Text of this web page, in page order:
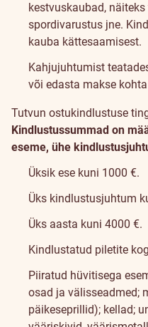
kestvuskaubad,
spordivarustus jne.
kauba kättesaamisest.
Kahjujuhtumist
või edasta makse
Tutvun ostukindlustuse
Kindlustussummad on
eseme, ühe
Üksik ese kuni 1000 €.
Üks kindlustusjuhtum
Üks aasta kuni 4000 €.
Kindlustatud piletite
Piiratud hüvitisega
osad ja välisseadmed;
päikeseprillid); kellad;